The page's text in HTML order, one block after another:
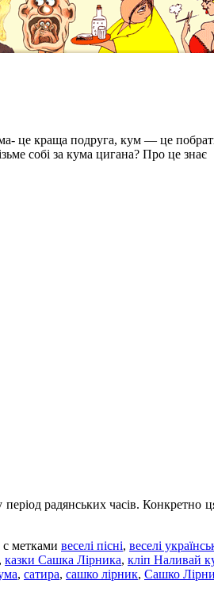
це краща подруга, кум — це
собі за кума цигана? Про це знає
період радянських часів.
с метками веселі пісні, веселі
, казки Сашка Лірника, кліп Наливай
, сатира, сашко лірник, Сашко